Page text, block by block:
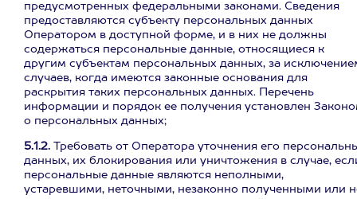
предусмотренных федеральными законами. Сведения
предоставляются субъекту персональных данных
Оператором в доступной форме, и в них не должны
содержаться персональные данные, относящиеся к
другим субъектам персональных данных, за
случаев, когда имеются законные основания для
раскрытия таких персональных данных. Перечень
информации и порядок ее получения установлен
о персональных данных;
5.1.2. Требовать от Оператора уточнения его
данных, их блокирования или уничтожения в случае,
персональные данные являются неполными,
устаревшими, неточными, незаконно полученными или